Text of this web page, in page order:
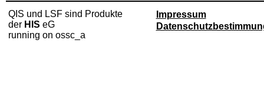
QIS und LSF sind Produkte
der HIS eG
running on ossc_a
Impressum